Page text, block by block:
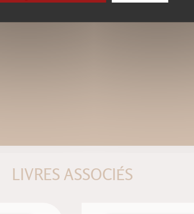
LIVRES ASSOCIÉS